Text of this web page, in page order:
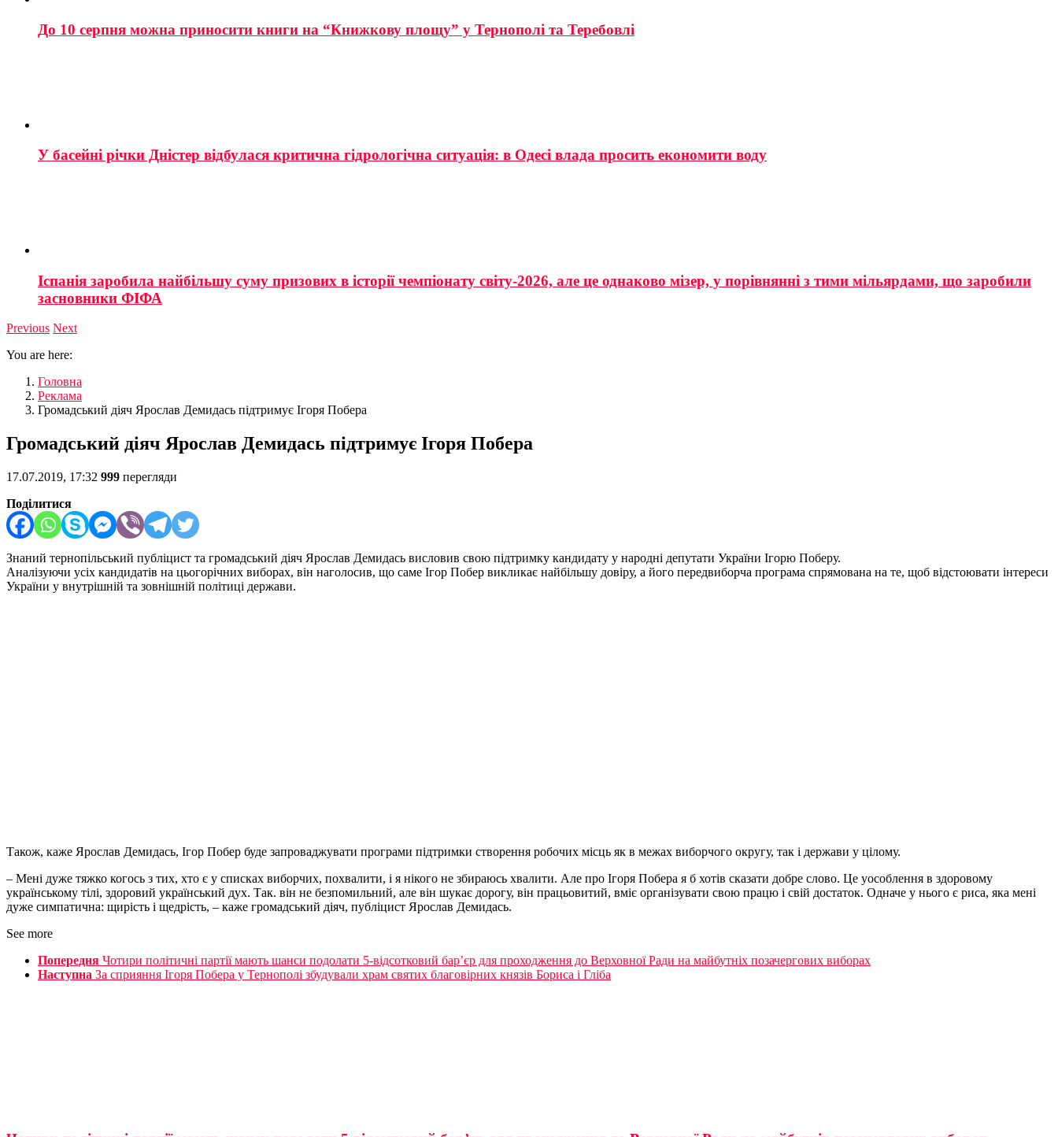
До 10 серпня можна приносити книги на “Книжкову площу” у Тернополі та Теребовлі
У басейні річки Дністер відбулася критична гідрологічна ситуація: в Одесі влада просить економити воду
Іспанія заробила найбільшу суму призових в історії чемпіонату світу-2026, але це однаково мізер, у порівнянні з тими мільярдами, що заробили
засновники ФІФА
Previous Next
You are here:
Головна
Реклама
Громадський діяч Ярослав Демидась підтримує Ігоря Побера
Громадський діяч Ярослав Демидась підтримує Ігоря Побера
17.07.2019, 17:32 999 перегляди
Поділитися
Знаний тернопільський публіцист та громадський діяч Ярослав Демидась висловив свою підтримку кандидату у народні депутати України Ігорю Поберу.
Аналізуючи усіх кандидатів на цьогорічних виборах, він наголосив, що саме Ігор Побер викликає найбільшу довіру, а його передвиборча програма спрямована на те, щоб відстоювати інтереси
України у внутрішній та зовнішній політиці держави.
Також, каже Ярослав Демидась, Ігор Побер буде запроваджувати програми підтримки створення робочих місць як в межах виборчого округу, так і держави у цілому.
– Мені дуже тяжко когось з тих, хто є у списках виборчих, похвалити, і я нікого не збираюсь хвалити. Але про Ігоря Побера я б хотів сказати добре слово. Це уособлення в здоровому
українському тілі, здоровий український дух. Так. він не безпомильний, але він шукає дорогу, він працьовитий, вміє організувати свою працю і свій достаток. Одначе у нього є риса, яка мені
дуже симпатична: щирість і щедрість, – каже громадський діяч, публіцист Ярослав Демидась.
See more
Попередня Чотири політичні партії мають шанси подолати 5-відсотковий бар’єр для проходження до Верховної Ради на майбутніх позачергових виборах
Наступна За сприяння Ігоря Побера у Тернополі збудували храм святих благовірних князів Бориса і Гліба